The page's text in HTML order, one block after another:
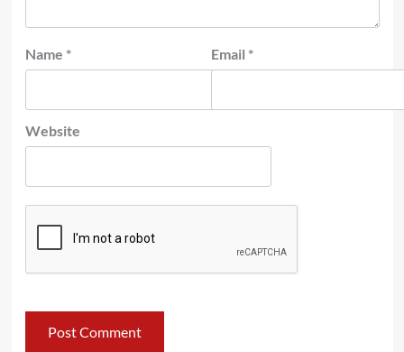
Name * Email *
Website